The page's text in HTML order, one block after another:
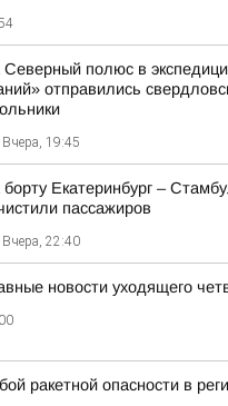
полюс в
отправились
Вчера, 19:45
Екатеринбург –
пассажиров
Вчера, 22:40
новости уходящего
ракетной опасности в